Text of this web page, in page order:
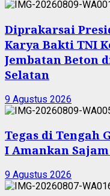
Diprakarsai
Karya Bakti TNI
Jembatan Beton
Selatan
9 Agustus 2026
Tegas di Tengah
I Amankan
9 Agustus 2026